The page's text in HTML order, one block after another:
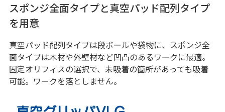
スポンジ全面タイプと真空パッド配列タイプ
を用意
真空パッド配列タイプは段ボールや袋物に、スポンジ全
面タイプは木材や外壁材など凹凸のあるワークに最適。
固定オリフィスの選択で、未吸着の箇所があっても吸着
可能。ワークを落としません。